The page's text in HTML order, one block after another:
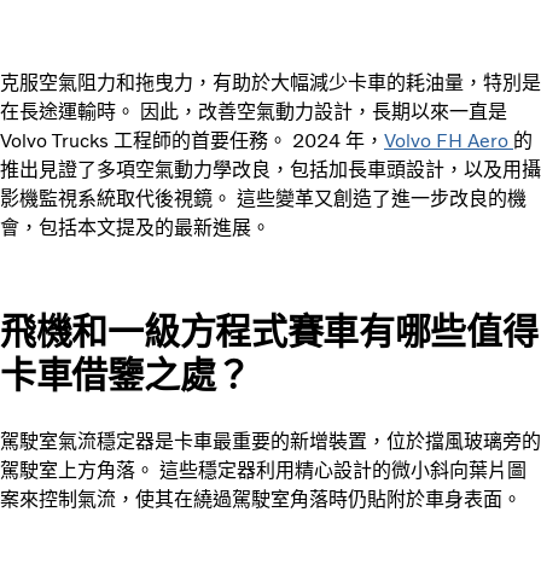
克服空氣阻力和拖曳力，有助於大幅減少卡車的耗油量，特別是
在長途運輸時。 因此，改善空氣動力設計，長期以來一直是
Volvo Trucks 工程師的首要任務。 2024 年， Volvo FH Aero 的
推出見證了多項空氣動力學改良，包括加長車頭設計，以及用攝
影機監視系統取代後視鏡。 這些變革又創造了進一步改良的機
會，包括本文提及的最新進展。
飛機和一級方程式賽車有哪些值得
卡車借鑒之處？
駕駛室氣流穩定器是卡車最重要的新增裝置，位於擋風玻璃旁的
駕駛室上方角落。 這些穩定器利用精心設計的微小斜向葉片圖
案來控制氣流，使其在繞過駕駛室角落時仍貼附於車身表面。